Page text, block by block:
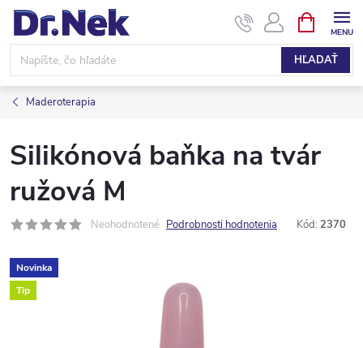
Prejsť
obsah
HĽADAŤ
KOŠÍK
Maderoterapia
Silikónová baňka na tvár
ružová M
Neohodnotené Podrobnosti hodnotenia Kód: 2370
Novinka
Tip